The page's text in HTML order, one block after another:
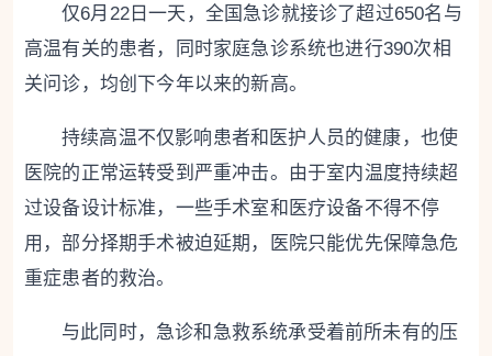
仅6月22日一天，全国急诊就接诊了超过650名与
高温有关的患者，同时家庭急诊系统也进行390次相
关问诊，均创下今年以来的新高。
持续高温不仅影响患者和医护人员的健康，也使
医院的正常运转受到严重冲击。由于室内温度持续超
过设备设计标准，一些手术室和医疗设备不得不停
用，部分择期手术被迫延期，医院只能优先保障急危
重症患者的救治。
与此同时，急诊和急救系统承受着前所未有的压